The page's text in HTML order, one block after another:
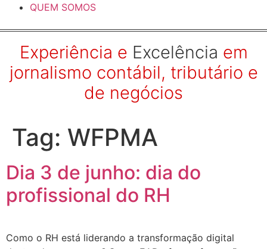
QUEM SOMOS
Experiência e Excelência em
jornalismo contábil, tributário e
de negócios
Tag: WFPMA
Dia 3 de junho: dia do
profissional do RH
Como o RH está liderando a transformação digital